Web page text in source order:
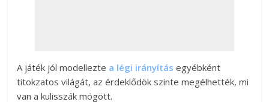
A játék jól modellezte a légi irányítás egyébként
titokzatos világát, az érdeklődök szinte megélhették, mi
van a kulisszák mögött.